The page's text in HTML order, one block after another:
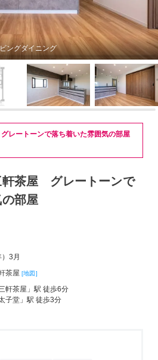
ングダイニング
レートーンで落ち着いた雰囲気の部屋
軒茶屋 グレートーンで
部屋
3月
茶屋 [地図]
軒茶屋」駅 徒歩6分
子堂」駅 徒歩3分